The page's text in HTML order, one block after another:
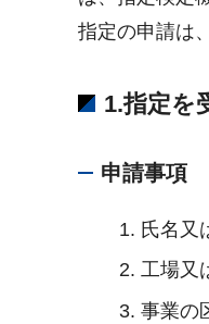
指定の申請は
1.指定を
申請事項
氏名又
工場又
事業の